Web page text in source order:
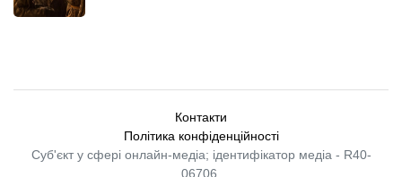
Контакти
Політика конфіденційності
Суб'єкт у сфері онлайн-медіа; ідентифікатор медіа - R40-
06706.